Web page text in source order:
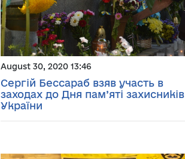
August 30, 2020 13:46
Сергій Бессараб взяв участь в
заходах до Дня пам’яті захисників
України